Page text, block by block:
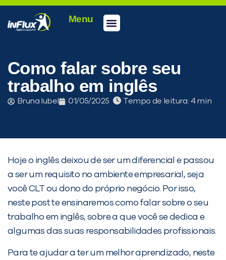
Menu
Como falar sobre seu
trabalho em inglês
Bruna Iubel 01/05/2025 Tempo de leitura:
Hoje o inglês deixou de ser um diferencial e passou
a ser um requisito no ambiente empresarial, seja
você CLT ou dono do próprio negócio. Por isso,
neste post te ensinaremos como falar sobre o seu
trabalho em inglês, sobre a que você se dedica e
algumas das suas responsabilidades profissionais.
Para te ajudar a ter um melhor aprendizado, neste